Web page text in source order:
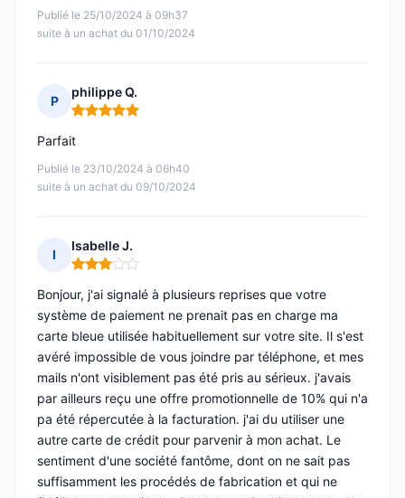
Publié le 25/10/2024 à 09h37
suite à un achat du 01/10/2024
P
philippe Q.
Note : 5 sur 5
Publié le 23/10/2024 à 06h40
suite à un achat du 09/10/2024
Parfait
I
Isabelle J.
Note : 3 sur 5
Bonjour, j'ai signalé à plusieurs reprises que votre
système de paiement ne prenait pas en charge ma
carte bleue utilisée habituellement sur votre site. Il s'est
avéré impossible de vous joindre par téléphone, et mes
mails n'ont visiblement pas été pris au sérieux. j'avais
par ailleurs reçu une offre promotionnelle de 10% qui n'a
pa été répercutée à la facturation. j'ai du utiliser une
autre carte de crédit pour parvenir à mon achat. Le
sentiment d'une société fantôme, dont on ne sait pas
suffisamment les procédés de fabrication et qui ne